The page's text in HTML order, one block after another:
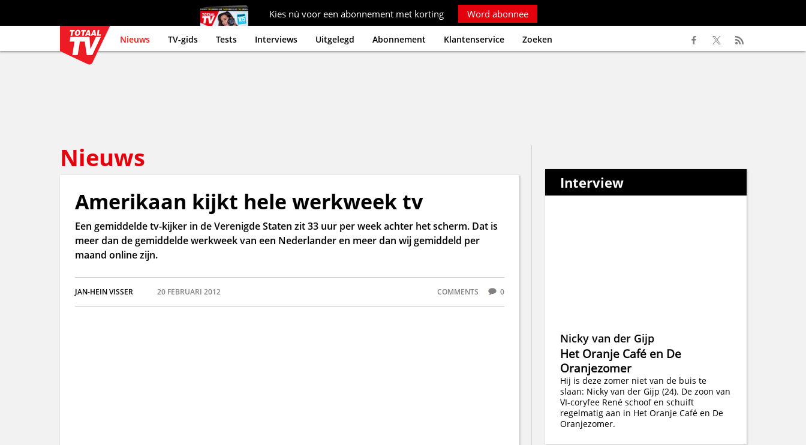
Kies nú voor een abonnement met korting Word abonnee
Nieuws TV-gids Tests Interviews Uitgelegd Abonnement Klantenservice Zoeken
Nieuws
Amerikaan kijkt hele werkweek tv
Een gemiddelde tv-kijker in de Verenigde Staten zit 33 uur per week achter het scherm. Dat is
meer dan de gemiddelde werkweek van een Nederlander en meer dan wij gemiddeld per
maand online zijn.
JAN-HEIN VISSER 20 FEBRUARI 2012 COMMENTS 0
Interview
Nicky van der Gijp
Het Oranje Café en De
Oranjezomer
Hij is deze zomer niet van de buis te
slaan: Nicky van der Gijp (24). De zoon van
VI-coryfee René schoof en schuift
regelmatig aan in Het Oranje Café en De
Oranjezomer.